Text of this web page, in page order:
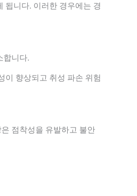
됩니다. 이러한 경우에는 경
합니다.
이 향상되고 취성 파손 위험
점착성을 유발하고 불안